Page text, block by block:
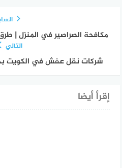
مكافحة الصراصير في المنزل |
التالي
شركات نقل عفش في الكويت
إقرأ أيضا